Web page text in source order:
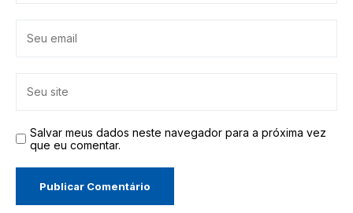
Salvar meus dados neste navegador para a próxima vez
que eu comentar.